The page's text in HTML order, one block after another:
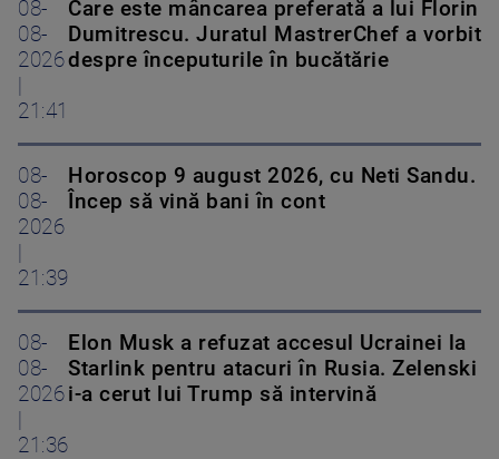
08-
08-
2026
|
21:41
Care este mâncarea preferată a lui Florin
Dumitrescu. Juratul MastrerChef a vorbit
despre începuturile în bucătărie
08-
08-
2026
|
21:39
Horoscop 9 august 2026, cu Neti Sandu.
Încep să vină bani în cont
08-
08-
2026
|
21:36
Elon Musk a refuzat accesul Ucrainei la
Starlink pentru atacuri în Rusia. Zelenski
i-a cerut lui Trump să intervină